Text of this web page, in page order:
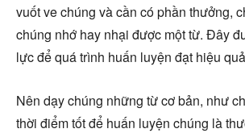
vuốt ve chúng và cần có phần thưởng,
chúng nhớ hay nhại được một từ. Đây
lực để quá trình huấn luyện đạt hiệu
Nên dạy chúng những từ cơ bản, như
thời điểm tốt để huấn luyện chúng là